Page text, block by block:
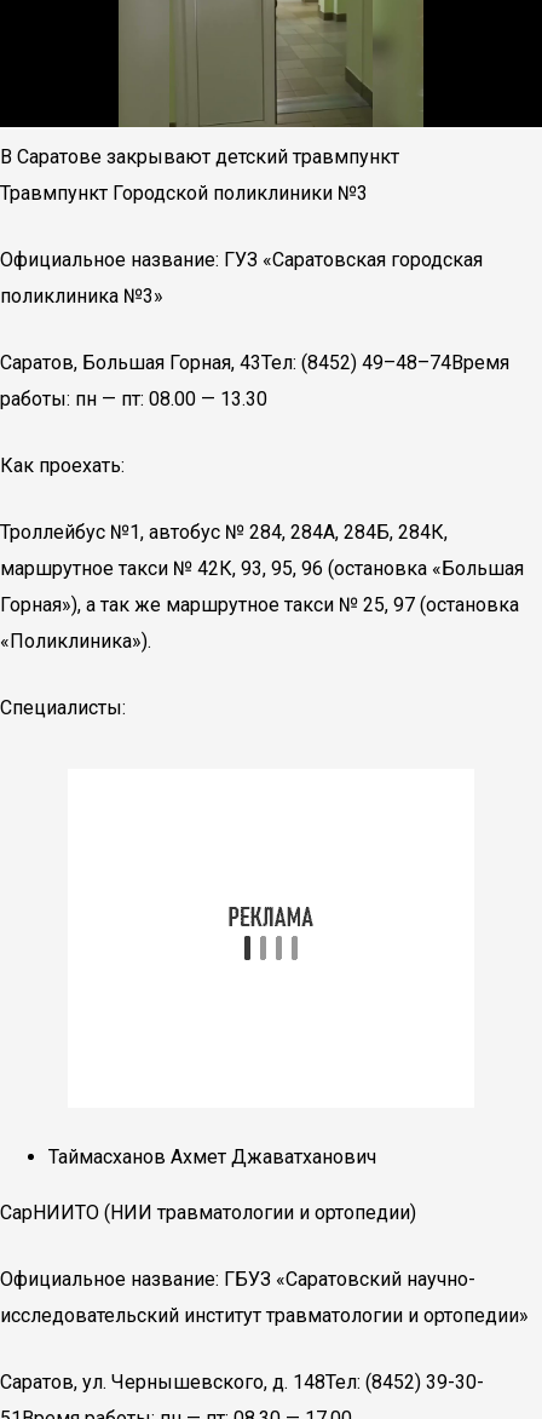
В Саратове закрывают детский травмпункт
Травмпункт Городской поликлиники №3
Официальное название: ГУЗ «Саратовская городская
поликлиника №3»
Саратов, Большая Горная, 43Тел: (8452) 49–48–74Время
работы: пн — пт: 08.00 — 13.30
Как проехать:
Троллейбус №1, автобус № 284, 284А, 284Б, 284К,
маршрутное такси № 42К, 93, 95, 96 (остановка «Большая
Горная»), а так же маршрутное такси № 25, 97 (остановка
«Поликлиника»).
Специалисты:
Таймасханов Ахмет Джаватханович
СарНИИТО (НИИ травматологии и ортопедии)
Официальное название: ГБУЗ «Саратовский научно-
исследовательский институт травматологии и ортопедии»
Саратов, ул. Чернышевского, д. 148Тел: (8452) 39-30-